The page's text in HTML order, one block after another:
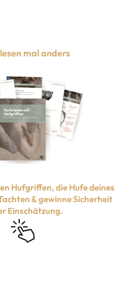
mal anders
Hufgriffen, die Hufe deines
& gewinne Sicherheit
Einschätzung.